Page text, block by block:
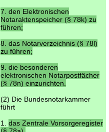
7. den Elektronischen
Notaraktenspeicher (§ 78k) zu
führen;
8. das Notarverzeichnis (§ 78l)
zu führen;
9. die besonderen
elektronischen Notarpostfächer
(§ 78n) einzurichten.
(2) Die Bundesnotarkammer
führt
1. das Zentrale Vorsorgeregister